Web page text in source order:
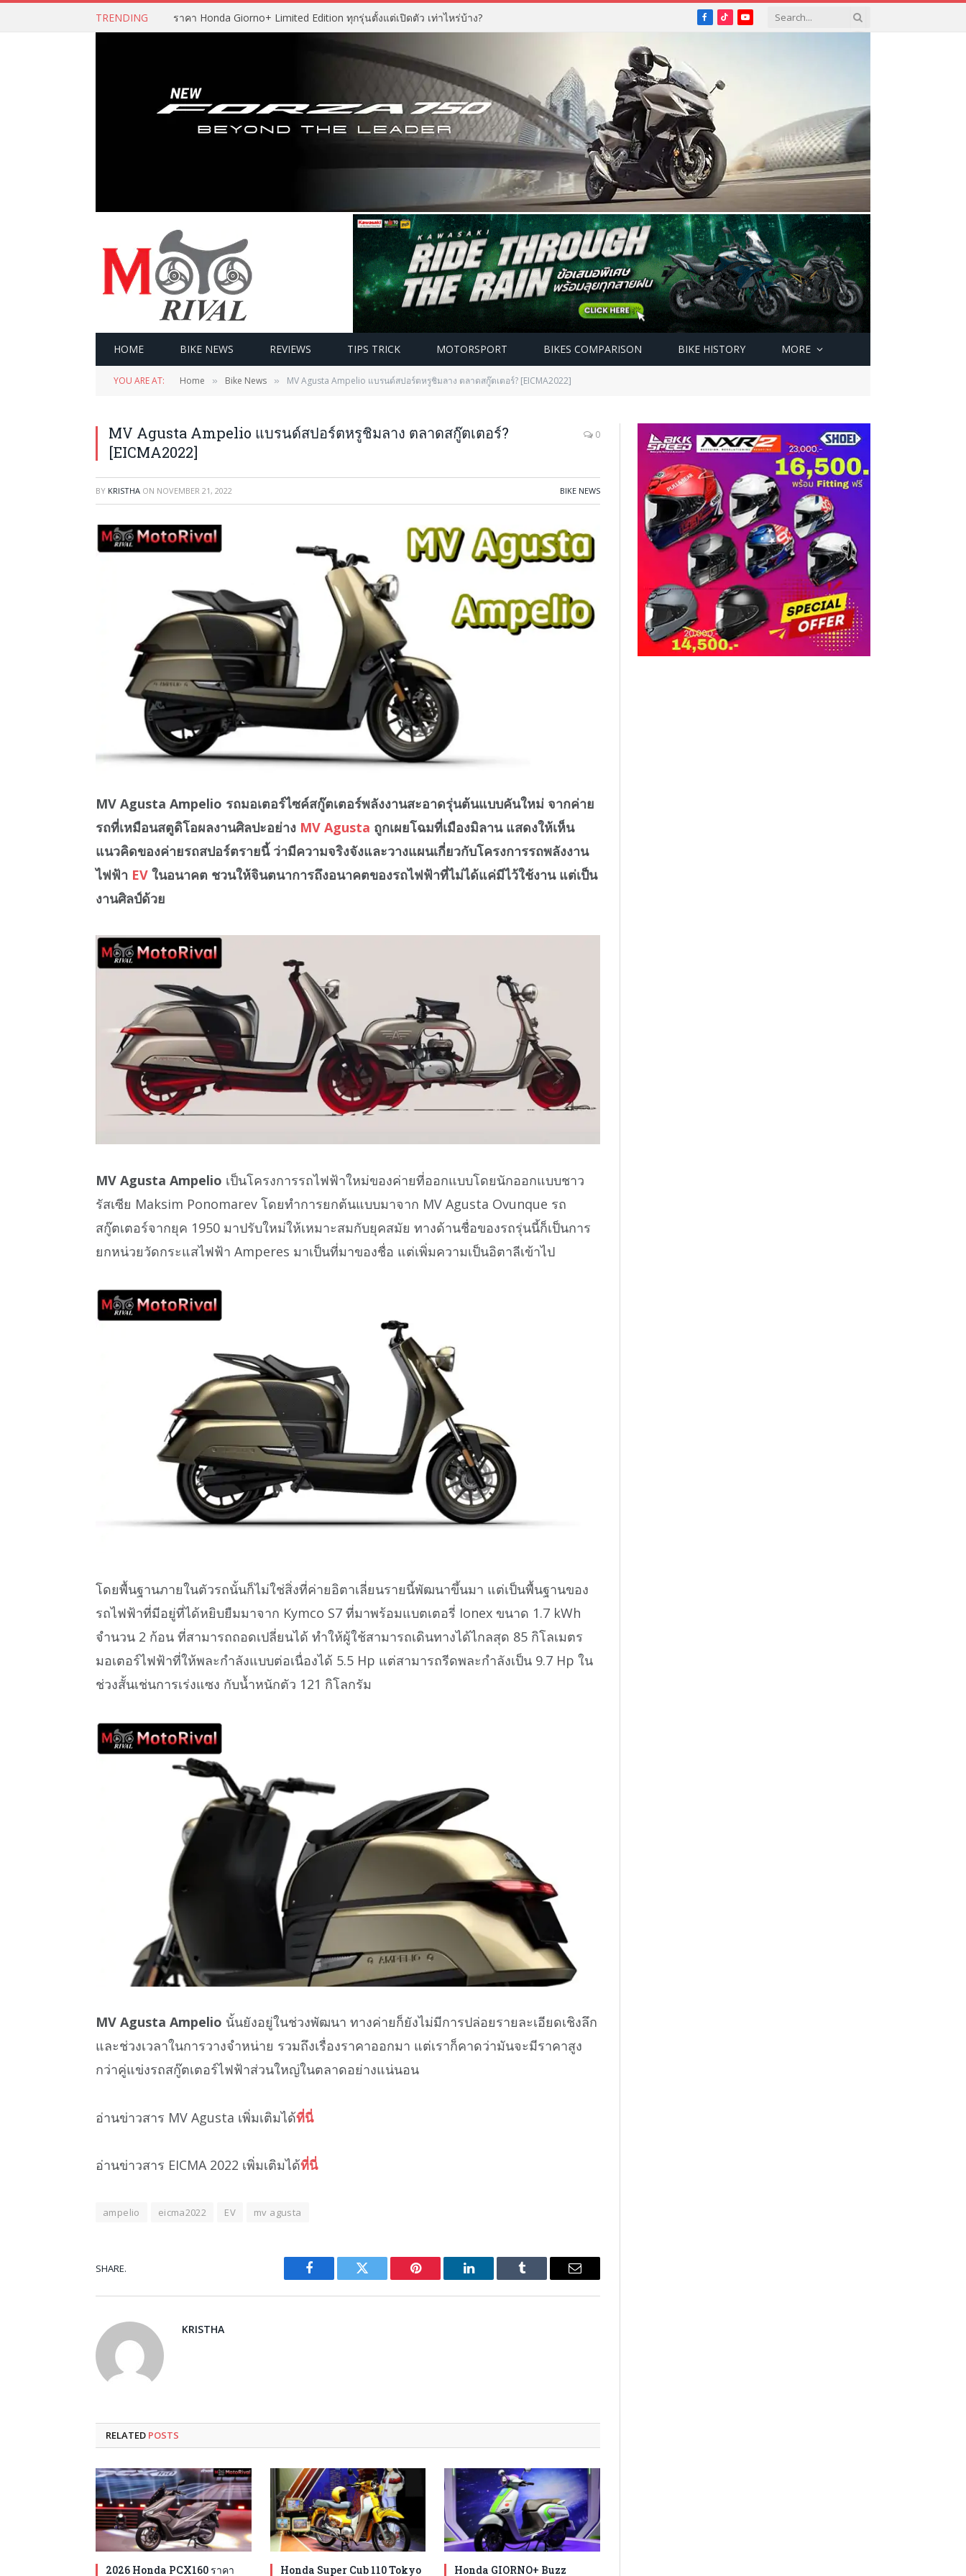
TRENDING ราคา Honda Giorno+ Limited Edition ทุกรุ่นตั้งแต่เปิดตัว เท่าไหร่บ้าง? Facebook
TikTokYouTube
HOME BIKE NEWS REVIEWS TIPS TRICK MOTORSPORT BIKES COMPARISON BIKE HISTORY MORE
YOU ARE AT: Home » Bike News » MV Agusta Ampelio แบรนด์สปอร์ตหรูชิมลาง ตลาดสกู๊ตเตอร์? [EICMA2022]
MV Agusta Ampelio แบรนด์สปอร์ตหรูชิมลาง ตลาดสกู๊ตเตอร์?
[EICMA2022]
0
BY KRISTHA ON NOVEMBER 21, 2022 BIKE NEWS
MV Agusta Ampelio รถมอเตอร์ไซค์สกู๊ตเตอร์พลังงานสะอาดรุ่นต้นแบบคันใหม่ จากค่าย
รถที่เหมือนสตูดิโอผลงานศิลปะอย่าง MV Agusta ถูกเผยโฉมที่เมืองมิลาน แสดงให้เห็น
แนวคิดของค่ายรถสปอร์ตรายนี้ ว่ามีความจริงจังและวางแผนเกี่ยวกับโครงการรถพลังงาน
ไฟฟ้า EV ในอนาคต ชวนให้จินตนาการถึงอนาคตของรถไฟฟ้าที่ไม่ได้แค่มีไว้ใช้งาน แต่เป็น
งานศิลป์ด้วย
MV Agusta Ampelio เป็นโครงการรถไฟฟ้าใหม่ของค่ายที่ออกแบบโดยนักออกแบบชาว
รัสเซีย Maksim Ponomarev โดยทำการยกต้นแบบมาจาก MV Agusta Ovunque รถ
สกู๊ตเตอร์จากยุค 1950 มาปรับใหม่ให้เหมาะสมกับยุคสมัย ทางด้านชื่อของรถรุ่นนี้ก็เป็นการ
ยกหน่วยวัดกระแสไฟฟ้า Amperes มาเป็นที่มาของชื่อ แต่เพิ่มความเป็นอิตาลีเข้าไป
โดยพื้นฐานภายในตัวรถนั้นก็ไม่ใช่สิ่งที่ค่ายอิตาเลี่ยนรายนี้พัฒนาขึ้นมา แต่เป็นพื้นฐานของ
รถไฟฟ้าที่มีอยู่ที่ได้หยิบยืมมาจาก Kymco S7 ที่มาพร้อมแบตเตอรี่ Ionex ขนาด 1.7 kWh
จำนวน 2 ก้อน ที่สามารถถอดเปลี่ยนได้ ทำให้ผู้ใช้สามารถเดินทางได้ไกลสุด 85 กิโลเมตร
มอเตอร์ไฟฟ้าที่ให้พละกำลังแบบต่อเนื่องได้ 5.5 Hp แต่สามารถรีดพละกำลังเป็น 9.7 Hp ใน
ช่วงสั้นเช่นการเร่งแซง กับน้ำหนักตัว 121 กิโลกรัม
MV Agusta Ampelio นั้นยังอยู่ในช่วงพัฒนา ทางค่ายก็ยังไม่มีการปล่อยรายละเอียดเชิงลึก
และช่วงเวลาในการวางจำหน่าย รวมถึงเรื่องราคาออกมา แต่เราก็คาดว่ามันจะมีราคาสูง
กว่าคู่แข่งรถสกู๊ตเตอร์ไฟฟ้าส่วนใหญ่ในตลาดอย่างแน่นอน
อ่านข่าวสาร MV Agusta เพิ่มเติมได้ที่นี่
อ่านข่าวสาร EICMA 2022 เพิ่มเติมได้ที่นี่
ampelio eicma2022 EV mv agusta
SHARE.
Facebook Twitter Pinterest LinkedIn Tumblr Email
KRISTHA
RELATED POSTS
2026 Honda PCX160 ราคา Honda Super Cub 110 Tokyo Honda GIORNO+ Buzz